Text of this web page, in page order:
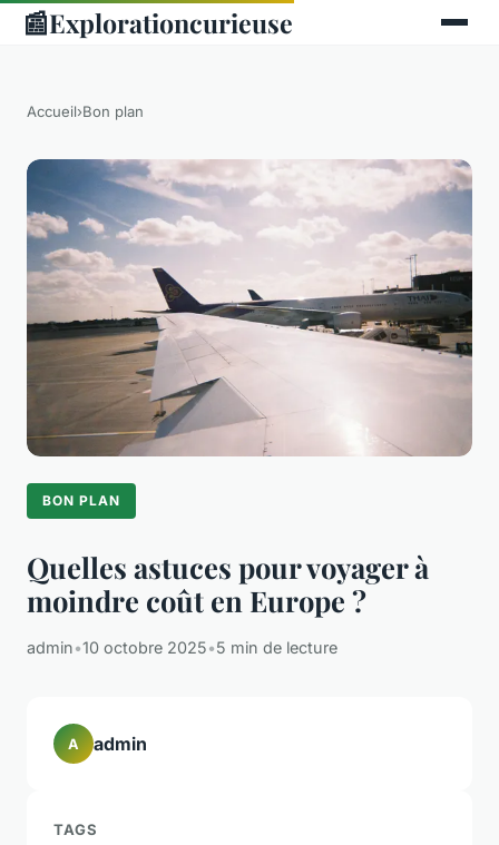
📰Explorationcurieuse
Accueil›Bon plan
BON PLAN
Quelles astuces pour voyager à
moindre coût en Europe ?
admin•10 octobre 2025•5 min de lecture
A admin
TAGS